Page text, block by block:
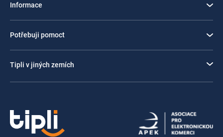
Informace
Potřebuji pomoct
Tipli v jiných zemích